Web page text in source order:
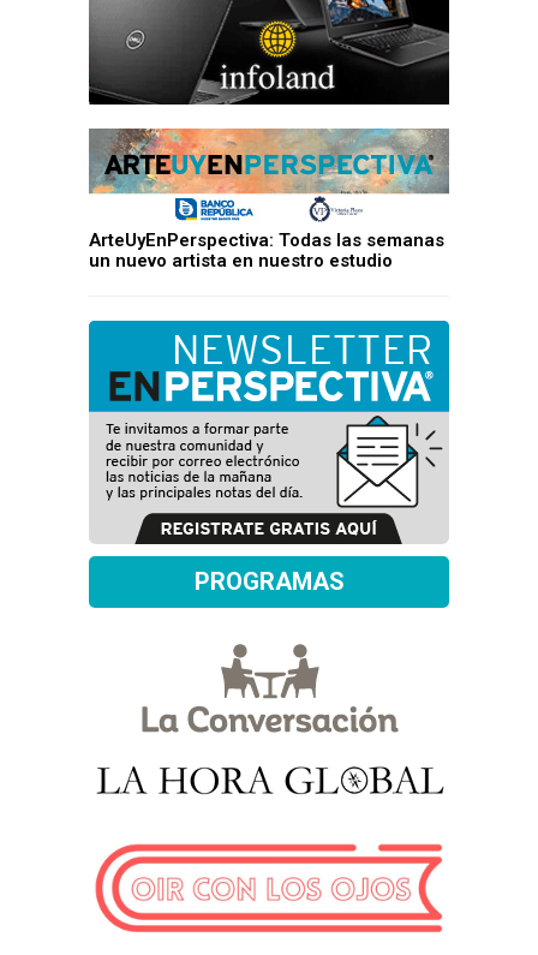
ArteUyEnPerspectiva: Todas las semanas
un nuevo artista en nuestro estudio
PROGRAMAS